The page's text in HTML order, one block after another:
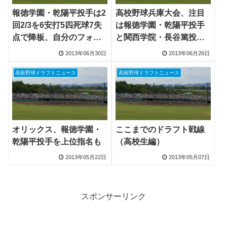
報徳学園・乾陽平投手は2
回2/3を6安打5四死球7失
点で降板、自分のフォー
ム取り戻せず
2013年06月30日
高校野球兵庫大会、注目
は報徳学園・乾陽平投手
と関西学院・長谷篤投手
が2回戦で激突も2013年06月26日
高校野球ドラフトニュース
オリックス、報徳学園・
乾陽平投手を上位指名も
2013年05月22日
高校野球ドラフトニュース
ここまでのドラフト戦線
（高校生編）
2013年05月07日
スポンサーリンク